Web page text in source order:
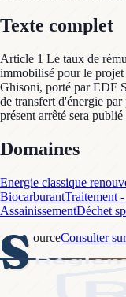
Texte complet
Article 1 Le taux de
immobilisé pour le
Ghisoni, porté par EDF
de transfert d'énergie
présent arrêté sera
Domaines
Energie classique
BiocarburantTraitement
AssainissementDéchet
S ourceConsulter